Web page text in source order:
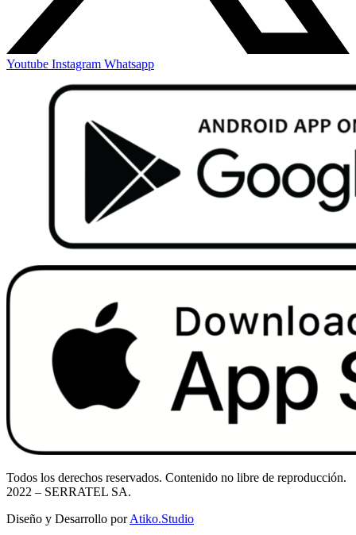
Youtube Instagram Whatsapp
Todos los derechos reservados. Contenido no libre de reproducción.
2022 – SERRATEL SA.
Diseño y Desarrollo porAtiko.Studio